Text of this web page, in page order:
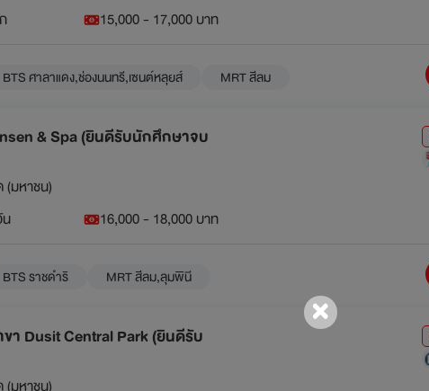
15,000 - 17,000 บาท
BTS ศาลาแดง,ช่องนนทรี,เซนต์หลุยส์ MRT สีลม
& Spa (ยินดีรับนักศึกษาจบ
(มหาชน)
16,000 - 18,000 บาท
BTS ราชดำริ MRT สีลม,ลุมพินี
Dusit Central Park (ยินดีรับ
(มหาชน)